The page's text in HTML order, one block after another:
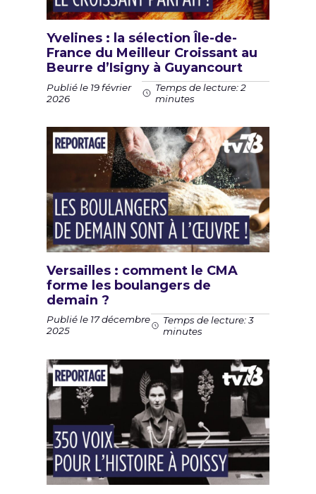
Yvelines : la sélection Île-de-
France du Meilleur Croissant au
Beurre d’Isigny à Guyancourt
Publié le 19 février
2026
Temps de lecture: 2
minutes
Versailles : comment le CMA
forme les boulangers de
demain ?
Publié le 17 décembre
2025
Temps de lecture: 3
minutes